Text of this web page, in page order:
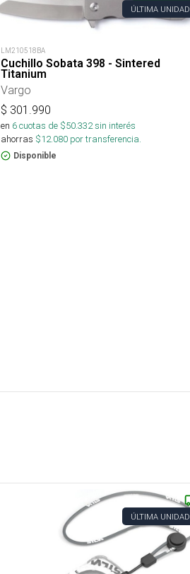
ÚLTIMA UNIDAD
LM210518BA
Cuchillo Sobata 398 - Sintered
Titanium
Vargo
$ 301.990
en 6cuotas de $50.332sin interés
ahorras $12.080 por transferencia.
Disponible
ÚLTIMA UNIDAD